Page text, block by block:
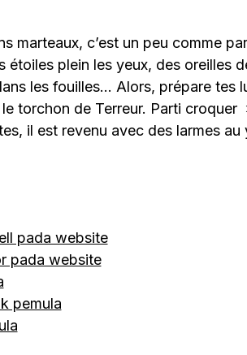
marteaux, c’est un peu comme
étoiles plein les yeux, des oreilles
les fouilles… Alors, prépare tes
torchon de Terreur. Parti croquer
il est revenu avec des larmes
pada website
pada website
pemula